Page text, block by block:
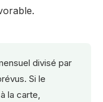
divisé par
Si le
la carte,